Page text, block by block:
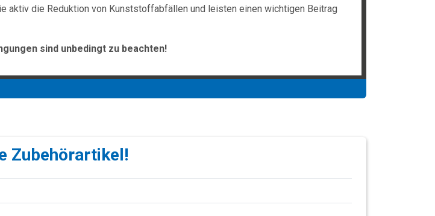
aktiv die Reduktion von Kunststoffabfällen und leisten einen wichtigen Beitrag
sind unbedingt zu beachten!
Zubehörartikel!